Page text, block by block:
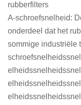
Capaciteit ((kg/h)
rubberfilters
A-schroefsnelheid:
onderdeel dat het
sommige industriële